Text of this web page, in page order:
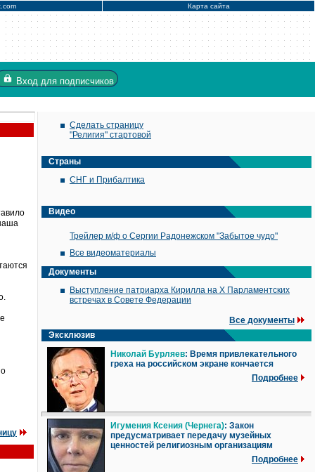
Карта сайта
Вход для подписчиков
Сделать страницу
"Религия" стартовой
Страны
СНГ и Прибалтика
Видео
Трейлер м/ф о Сергии Радонежском "Забытое чудо"
Все видеоматериалы
Документы
Выступление патриарха Кирилла на X Парламентских
встречах в Совете Федерации
Все документы
Эксклюзив
Николай Бурляев: Время привлекательного
греха на российском экране кончается
Подробнее
Игумения Ксения (Чернега): Закон
предусматривает передачу музейных
ценностей религиозным организациям
Подробнее